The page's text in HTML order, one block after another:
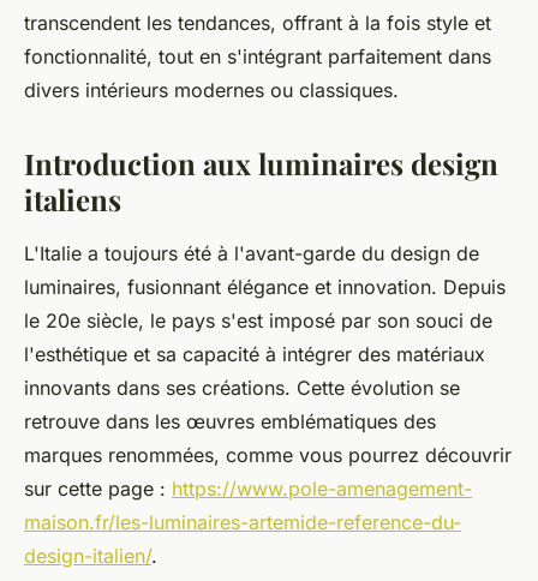
transcendent les tendances, offrant à la fois style et
fonctionnalité, tout en s'intégrant parfaitement dans
divers intérieurs modernes ou classiques.
Introduction aux luminaires design
italiens
L'Italie a toujours été à l'avant-garde du design de
luminaires, fusionnant élégance et innovation. Depuis
le 20e siècle, le pays s'est imposé par son souci de
l'esthétique et sa capacité à intégrer des matériaux
innovants dans ses créations. Cette évolution se
retrouve dans les œuvres emblématiques des
marques renommées, comme vous pourrez découvrir
sur cette page : https://www.pole-amenagement-
maison.fr/les-luminaires-artemide-reference-du-
design-italien/.